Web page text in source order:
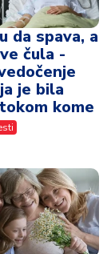
da spava, a
čula -
je bila
kome